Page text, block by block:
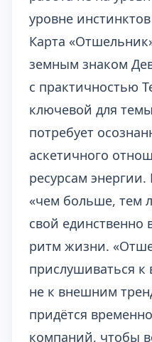
уровне
Карта
земным знаком
с практичностью
ключевой для
потребует
аскетичного
ресурсам
«чем больше, тем
свой
ритм жизни.
прислушиваться к
не к внешним
придётся
компаний, чтобы